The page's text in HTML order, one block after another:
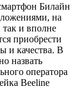
Билайн
на
и вполне
приобрести
и качества. В
назвать
оператора
Beeline